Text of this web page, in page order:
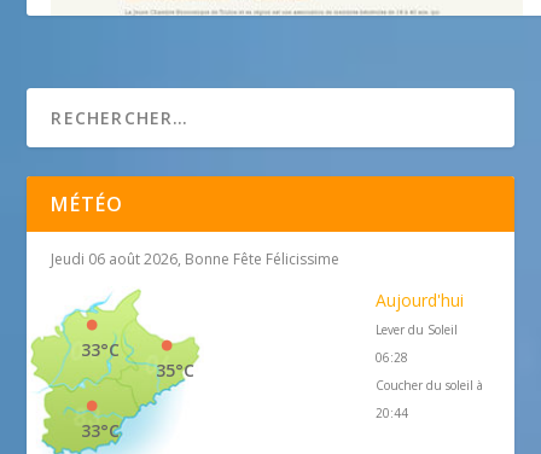
MÉTÉO
Jeudi 06 août 2026, Bonne Fête Félicissime
35°C
33°C
33°C
Aujourd'hui
Lever du Soleil
06:28
Coucher du soleil à
20:44